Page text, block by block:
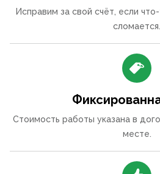
Исправим за свой счёт, если
сломается.
Стоимость работы указана в
месте.